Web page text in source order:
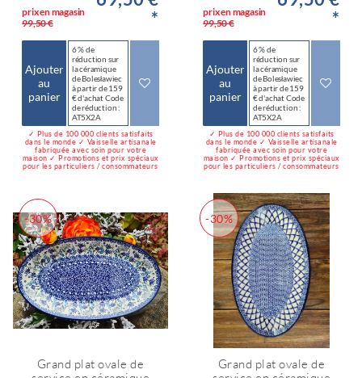
prix en magasin
99,50 €
*
Ajouter
au
panier
6 % de
réduction sur
la céramique
de Bolesławiec
à partir de 159
€ d'achat Code
de réduction :
AT5X2A
✓ Plus de 100 000 clients satisfaits
dans le monde ✓ Vaisselle artisanale
fabriquée avec soin pour votre
maison ✓ Promotions et prix spéciaux
pour les particuliers / consommateurs
prix en magasin
99,50 €
*
Ajouter
au
panier
6 % de
réduction sur
la céramique
de Bolesławiec
à partir de 159
€ d'achat Code
de réduction :
AT5X2A
✓ Plus de 100 000 clients satisfaits
dans le monde ✓ Vaisselle artisanale
fabriquée avec soin pour votre
maison ✓ Promotions et prix spéciaux
pour les particuliers / consommateurs
-30%
Grand plat ovale de
-30%
Grand plat ovale de